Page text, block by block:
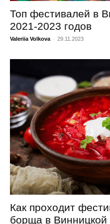
Топ фестивалей в
2021-2023 годов
Valeriia Volkova - 29.11.2023
Как проходит
борща в Винницкой